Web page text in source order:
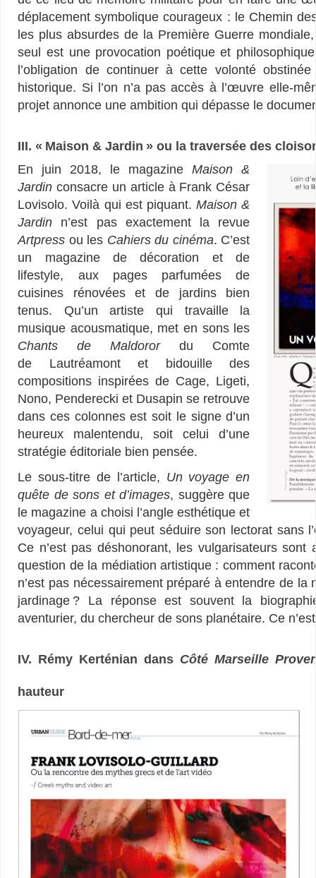
déplacement symbolique courageux : le Chemin
les plus absurdes de la Première Guerre
seul est une provocation poétique et
l’obligation de continuer à cette volonté
historique. Si l’on n’a pas accès à l’œuvre elle-
projet annonce une ambition qui dépasse le
III. « Maison & Jardin » ou la traversée des
En juin 2018, le magazineMaison &
Jardin consacre un article à Frank César
Lovisolo. Voilà qui est piquant.Maison &
Jardin n’est pas exactement la revue
Artpress ou les Cahiers du cinéma. C’est
un magazine de décoration et de
lifestyle, aux pages parfumées de
cuisines rénovées et de jardins bien
tenus. Qu’un artiste qui travaille la
musique acousmatique, met en sons les
Chants de Maldorordu Comte
de Lautréamont et bidouille des
compositions inspirées de Cage, Ligeti,
Nono, Penderecki et Dusapin se retrouve
dans ces colonnes est soit le signe d’un
heureux malentendu, soit celui d’une
stratégie éditoriale bien pensée.
Le sous-titre de l’article, Un voyage en
quête de sons et d’images, suggère que
le magazine a choisi l’angle esthétique et
voyageur, celui qui peut séduire son lectorat sans
Ce n’est pas déshonorant, les vulgarisateurs
question de la médiation artistique : comment
n’est pas nécessairement préparé à entendre de
jardinage ? La réponse est souvent la
aventurier, du chercheur de sons planétaire. Ce
IV. Rémy Kerténian dans Côté Marseille
hauteur